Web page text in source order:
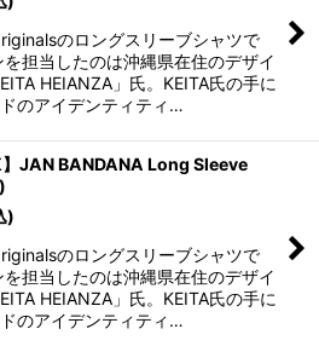
のロングスリーブシャツで
担当したのは沖縄県在住のデザイ
HEIANZA」氏。KEITA氏の手に
のアイデンティティ…
】JAN BANDANA Long Sleeve
)
のロングスリーブシャツで
担当したのは沖縄県在住のデザイ
HEIANZA」氏。KEITA氏の手に
のアイデンティティ…